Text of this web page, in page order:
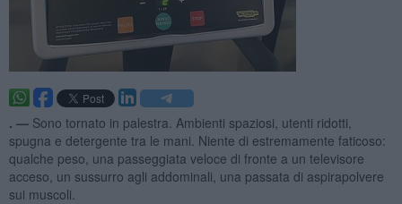
. — Sono tornato in palestra. Ambienti spaziosi, utenti ridotti,
spugna e detergente tra le mani. Niente di estremamente faticoso:
qualche peso, una passeggiata veloce di fronte a un televisore
acceso, un sussurro agli addominali, una passata di aspirapolvere
sui muscoli.